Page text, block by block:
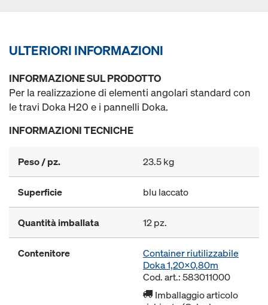
ULTERIORI INFORMAZIONI
INFORMAZIONE SUL PRODOTTO
Per la realizzazione di elementi angolari standard con
le travi Doka H20 e i pannelli Doka.
INFORMAZIONI TECNICHE
Peso / pz. 23.5 kg
Superficie blu laccato
Quantità imballata 12 pz.
Contenitore
Container riutilizzabile
Doka 1,20x0,80m
Cod. art.: 583011000
Imballaggio articolo